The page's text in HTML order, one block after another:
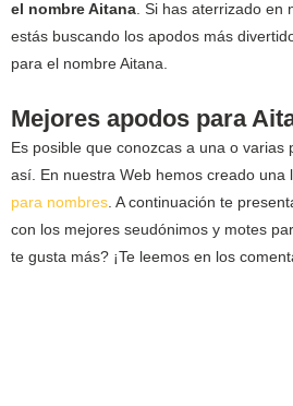
el nombre Aitana. Si has aterrizado en
estás buscando los apodos más
para el nombre Aitana.
Mejores apodos para
Es posible que conozcas a una o varias
así. En nuestra Web hemos creado una
para nombres. A continuación te
con los mejores seudónimos y motes
te gusta más? ¡Te leemos en los